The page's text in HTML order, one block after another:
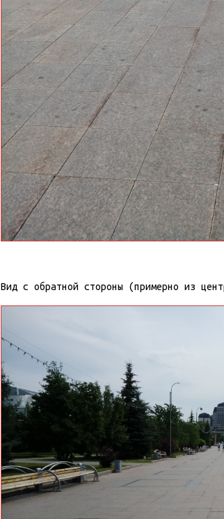
Вид с обратной стороны (примерно из